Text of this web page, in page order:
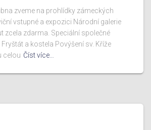
zveme na prohlídky zámeckých
vstupné a expozici Národní galerie
zcela zdarma. Speciální společné
a kostela Povýšení sv. Kříže
celou Číst více…